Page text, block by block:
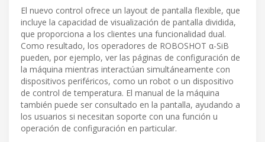
El nuevo control ofrece un layout de pantalla flexible, que
incluye la capacidad de visualización de pantalla dividida,
que proporciona a los clientes una funcionalidad dual.
Como resultado, los operadores de ROBOSHOT α-SiB
pueden, por ejemplo, ver las páginas de configuración de
la máquina mientras interactúan simultáneamente con
dispositivos periféricos, como un robot o un dispositivo
de control de temperatura. El manual de la máquina
también puede ser consultado en la pantalla, ayudando a
los usuarios si necesitan soporte con una función u
operación de configuración en particular.